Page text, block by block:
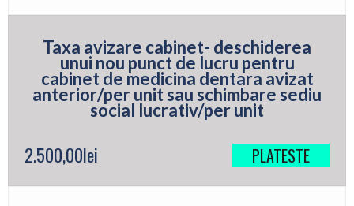
Taxa avizare cabinet- deschiderea
unui nou punct de lucru pentru
cabinet de medicina dentara avizat
anterior/per unit sau schimbare sediu
social lucrativ/per unit
2.500,00lei PLATESTE